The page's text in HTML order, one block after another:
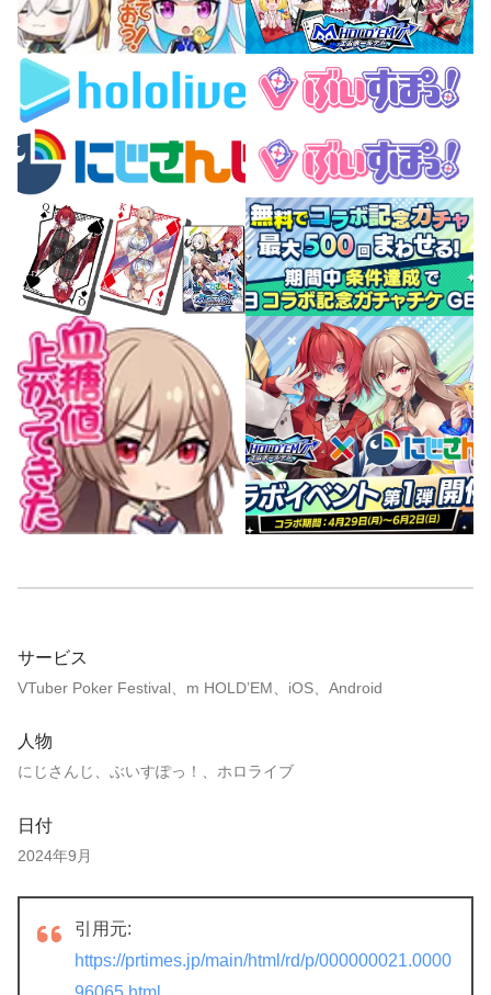
サービス
VTuber Poker Festival、m HOLD’EM、iOS、Android
人物
にじさんじ、ぶいすぽっ！、ホロライブ
日付
2024年9月
引用元:
https://prtimes.jp/main/html/rd/p/000000021.0000